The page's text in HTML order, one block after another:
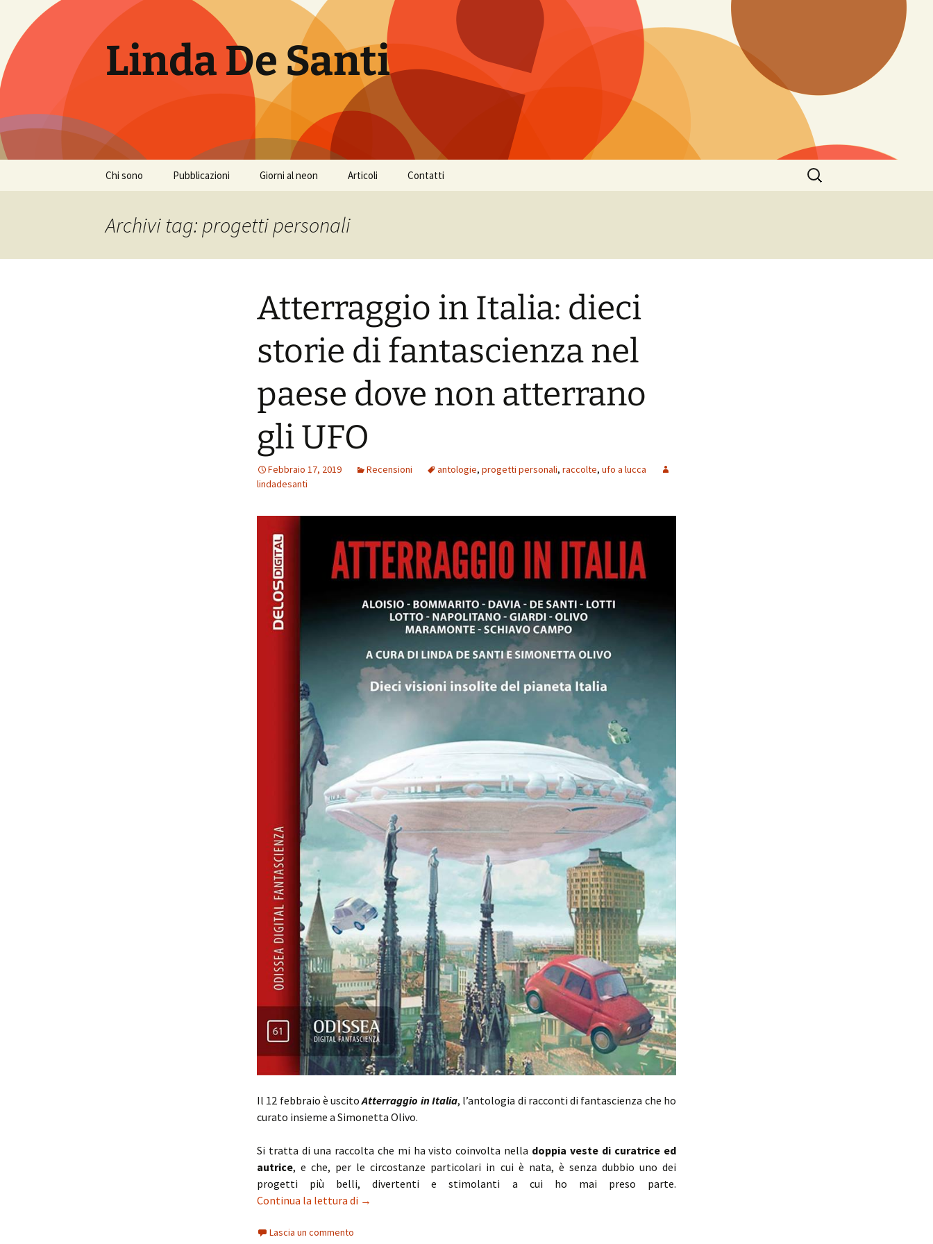
contenuto
Linda De Santi
Chi sono Pubblicazioni Giorni al neon Articoli Contatti
Ricerca
per:
Archivi tag: progetti personali
Atterraggio in Italia: dieci
storie di fantascienza nel
paese dove non atterrano
gli UFO
Febbraio 17, 2019 Recensioni antologie, progetti personali, raccolte, ufo a lucca
lindadesanti
Il 12 febbraio è uscitoAtterraggio in Italia, l’antologia di racconti di fantascienza che ho
curato insieme a Simonetta Olivo.
Si tratta di una raccolta che mi ha visto coinvolta nella doppia veste di curatrice ed
autrice, e che, per le circostanze particolari in cui è nata, è senza dubbio uno dei
progetti più belli, divertenti e stimolanti a cui ho mai preso parte.
Continua la lettura di Atterraggio in Italia: dieci storie di fantascienza nel paese dove non atterrano gli UFO
→
Lascia un commento